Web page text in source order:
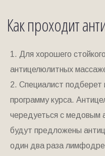
Как проходит
1. Для хорошего
антицелюлитных
2. Специалист подберет
программу курса.
чередуеться с медовым
будут предложены
один два раза